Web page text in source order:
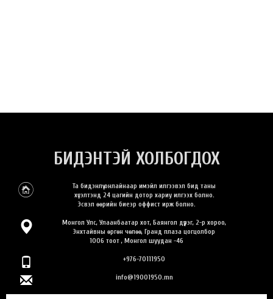
БИДЭНТЭЙ ХОЛБОГДОХ
Та бидэнлүү онлайнаар имэйл илгээвэл бид таны
хүсэлтэнд 24 цагийн дотор хариу илгээх болно.
Эсвэл өөрийн биеэр оффист ирж болно.
Монгол Улс, Улаанбаатар хот, Баянгол дүүрэг, 2-р хороо,
Энхтайвны өргөн чөлөө, Гранд плаза цогцолбор
1006 тоот , Монгол шуудан -46
+976-70111950
info@19001950.mn